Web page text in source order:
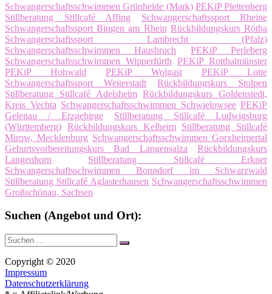
Schwangerschaftsschwimmen Grünheide (Mark) PEKiP Plettenberg
Stillberatung Stillcafé Affing
Schwangerschaftssport Rheine
Schwangerschaftssport Bingen am Rhein Rückbildungskurs Rötha
Schwangerschaftssport Lambrecht (Pfalz)
Schwangerschaftsschwimmen Hausbruch
PEKiP Perleberg
Schwangerschaftsschwimmen Wipperfürth PEKiP Rotthalmünster
PEKiP Hohwald
PEKiP Wolgast
PEKiP Lotte
Schwangerschaftssport Weiterstadt
Rückbildungskurs Stolpen
Stillberatung Stillcafé Adelsheim Rückbildungskurs Goldenstedt,
Kreis Vechta Schwangerschaftsschwimmen Schwielowsee PEKiP
Gelenau / Erzgebirge
Stillberatung Stillcafé Ludwigsburg
(Württemberg) Rückbildungskurs Kelheim
Stillberatung Stillcafé
Mirow, Mecklenburg Schwangerschaftsschwimmen Gorxheimertal
Geburtsvorbereitungskurs Bad Langensalza
Rückbildungskurs
Langenhorn
Stillberatung Stillcafé Erkner
Schwangerschaftsschwimmen Bonndorf im Schwarzwald
Stillberatung Stillcafé Aglasterhausen Schwangerschaftsschwimmen
Großschönau, Sachsen
Suchen (Angebot und Ort):
Suche
nach:
Suchen
Copyright © 2020
Impressum
Datenschutzerklärung